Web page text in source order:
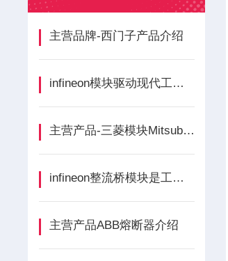
主营品牌-西门子产品介绍
infineon模块驱动现代工业与数字未来的核心引擎
主营产品-三菱模块Mitsubishi介绍
infineon整流桥模块是工业电力转换的基石
主营产品ABB熔断器介绍